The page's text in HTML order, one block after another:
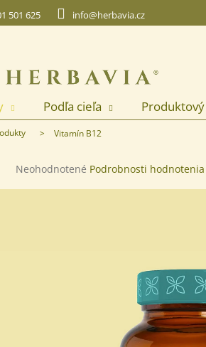
501 625 info@herbavia.cz
Podľa cieľa
Vitamín B12
Priemerné
produktu
Neohodnotené Podrobnosti hodnotenia